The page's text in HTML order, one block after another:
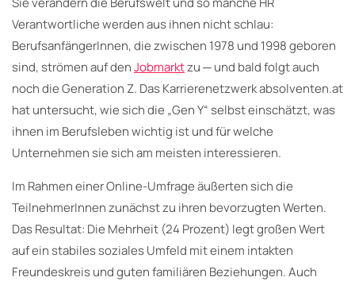
Verantwortliche werden aus ihnen nicht schlau:
BerufsanfängerInnen, die zwischen 1978 und 1998 geboren
sind, strömen auf denJobmarktzu ─ und bald folgt auch
noch die Generation Z. Das Karrierenetzwerk absolventen.at
hat untersucht, wie sich die „Gen Y“ selbst einschätzt, was
ihnen im Berufsleben wichtig ist und für welche
Unternehmen sie sich am meisten interessieren.
Im Rahmen einer Online-Umfrage äußerten sich die
TeilnehmerInnen zunächst zu ihren bevorzugten Werten.
Das Resultat: Die Mehrheit (24 Prozent) legt großen Wert
auf ein stabiles soziales Umfeld mit einem intakten
Freundeskreis und guten familiären Beziehungen. Auch